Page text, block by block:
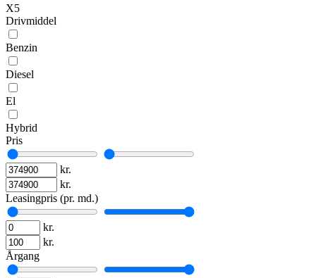
X5
Drivmiddel
Benzin
Diesel
El
Hybrid
Pris
kr.
kr.
Leasingpris (pr. md.)
kr.
kr.
Årgang